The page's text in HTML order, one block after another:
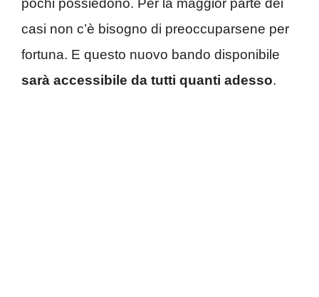
pochi possiedono. Per la maggior parte dei
casi non c’è bisogno di preoccuparsene per
fortuna. E questo nuovo bando disponibile
sarà accessibile da tutti quanti adesso.